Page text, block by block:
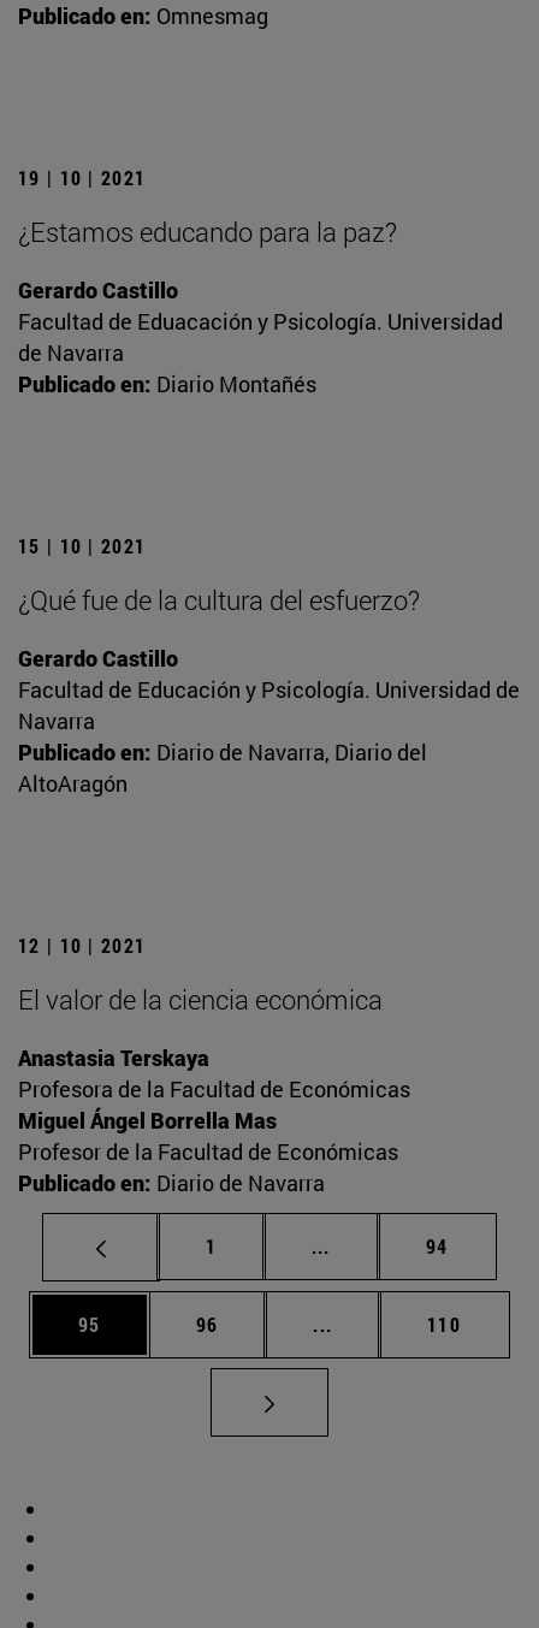
Publicado en: Omnesmag
19 | 10 | 2021
¿Estamos educando para la paz?
Gerardo Castillo
Facultad de Eduacación y Psicología. Universidad
de Navarra
Publicado en: Diario Montañés
15 | 10 | 2021
¿Qué fue de la cultura del esfuerzo?
Gerardo Castillo
Facultad de Educación y Psicología. Universidad de
Navarra
Publicado en: Diario de Navarra, Diario del
AltoAragón
12 | 10 | 2021
El valor de la ciencia económica
Anastasia Terskaya
Profesora de la Facultad de Económicas
Miguel Ángel Borrella Mas
Profesor de la Facultad de Económicas
Publicado en: Diario de Navarra
Página
1 ... Páginas intermedias
Página
94
Página
95 Página
96 ... Páginas intermedias
Página
110